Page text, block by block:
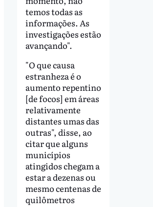
temos todas as
informações. As
investigações estão
avançando".
"O que causa
estranheza é o
aumento repentino
[de focos] em áreas
relativamente
distantes umas das
outras", disse, ao
citar que alguns
municípios
atingidos chegam a
estar a dezenas ou
mesmo centenas de
quilômetros